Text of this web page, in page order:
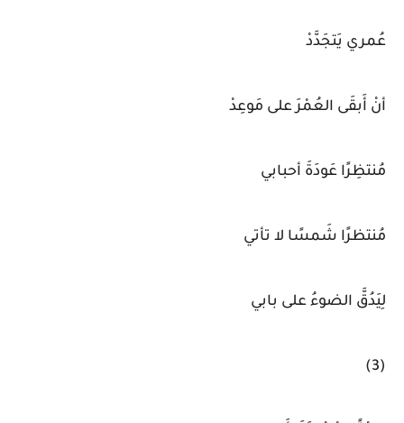
عُمري يَتجَدَّدْ
أنْ أَبقَى العُمْرَ على مَوعِدْ
مُنتظِرًا عَودَةَ أحبابي
مُنتظرًا شَمسًا لا تأتي
لِيَدُقَّ الضوءُ على بابي
(3)